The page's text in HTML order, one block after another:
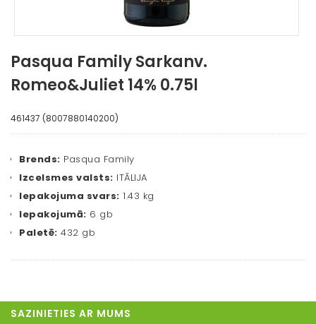
Pasqua Family Sarkanv.
Romeo&Juliet 14% 0.75l
461437 (8007880140200)
Brends: Pasqua Family
Izcelsmes valsts: ITĀLIJA
Iepakojuma svars: 1.43 kg
Iepakojumā: 6 gb
Paletē: 432 gb
SAZINIETIES AR MUMS